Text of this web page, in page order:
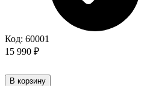
Код: 60001
15 990 ₽
В корзину